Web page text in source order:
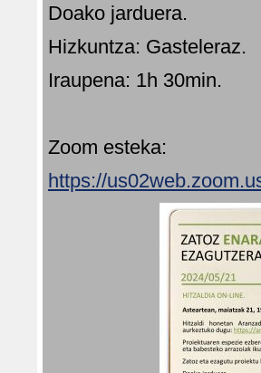
Doako jarduera.
Hizkuntza: Gasteleraz.
Iraupena: 1h 30min.
Zoom esteka:
https://